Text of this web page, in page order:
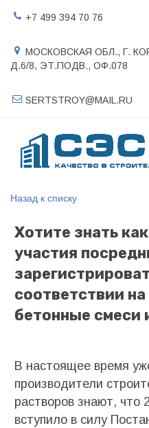
+7 499 394 70 76
МОСКОВСКАЯ ОБЛ., Г.
Д.6/8, ЭТ.ПОДВ., ОФ.078
SERTSTROY@MAIL.RU
Назад к списку
Хотите знать
участия
соответствии
бетонные смеси
В настоящее время
производители
растворов знают, что
вступило в силу